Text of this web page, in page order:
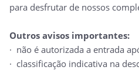
para desfrutar de nossos
Outros avisos importantes:
· não é autorizada a entrada
· classificação indicativa na